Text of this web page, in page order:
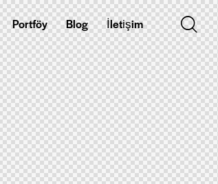
Portföy Blog İletişim
Blog İletişim